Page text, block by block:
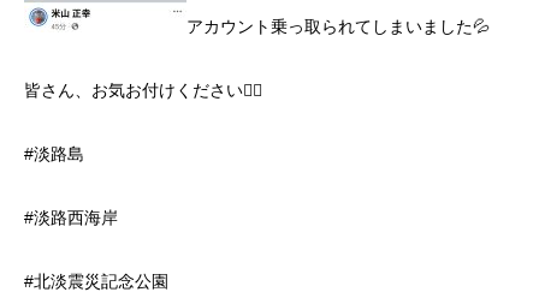
アカウント乗っ取られてしまいました💦
皆さん、お気お付けください🙇‍♀
#淡路島
#淡路西海岸
#北淡震災記念公園